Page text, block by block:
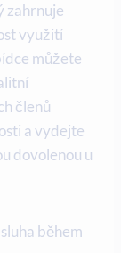
zahrnuje
využití
můžete
členů
a vydejte
dovolenou u